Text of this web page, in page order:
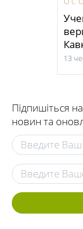
13
Підпишіться
новин та